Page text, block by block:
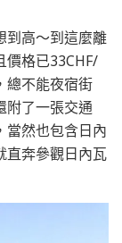
到高～到這麼離
價格已33CHF/
總不能夜宿街
附了一張交通
當然也包含日內
直奔參觀日內瓦